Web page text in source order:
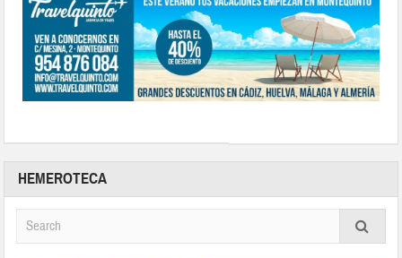
HEMEROTECA